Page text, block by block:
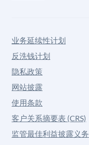
业务延续性计划
反洗钱计划
隐私政策
网站披露
使用条款
客户关系摘要表 (CRS)
监管最佳利益披露义务